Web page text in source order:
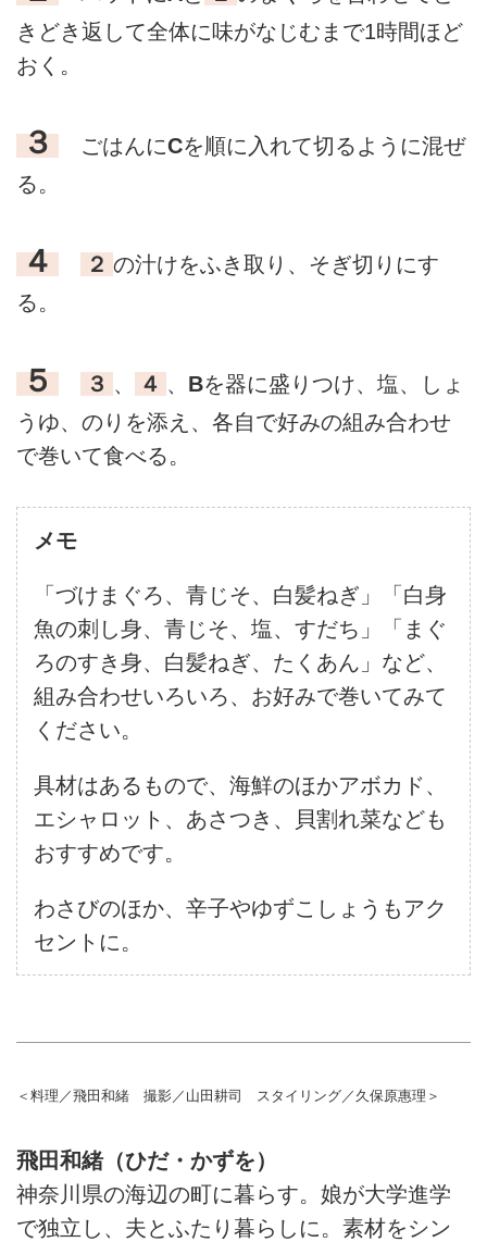
きどき返して全体に味がなじむまで1時間ほど
おく。
３ ごはんにCを順に入れて切るように混ぜ
る。
４ ２ の汁けをふき取り、そぎ切りにす
る。
５ ３ 、 ４ 、 Bを器に盛りつけ、塩、しょ
うゆ、のりを添え、各自で好みの組み合わせ
で巻いて食べる。
メモ
「づけまぐろ、青じそ、白髪ねぎ」「白身
魚の刺し身、青じそ、塩、すだち」「まぐ
ろのすき身、白髪ねぎ、たくあん」など、
組み合わせいろいろ、お好みで巻いてみて
ください。
具材はあるもので、海鮮のほかアボカド、
エシャロット、あさつき、貝割れ菜なども
おすすめです。
わさびのほか、辛子やゆずこしょうもアク
セントに。
＜料理／飛田和緒 撮影／山田耕司 スタイリング／久保原惠理＞
飛田和緒（ひだ・かずを）
神奈川県の海辺の町に暮らす。娘が大学進学
で独立し、夫とふたり暮らしに。素材をシン